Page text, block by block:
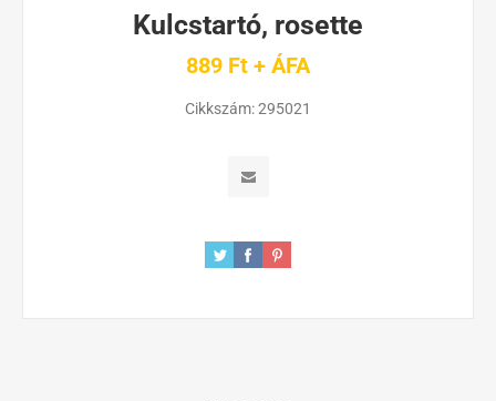
Kulcstartó, rosette
889 Ft + ÁFA
Cikkszám:295021